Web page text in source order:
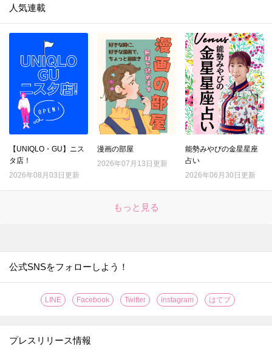
人気連載
【UNIQLO・GU】ニス
タ店！
2026年08月03日更新
漫画の部屋
2026年07月13日更新
能勢みやびの金星星座
占い
2026年06月30日更新
もっと見る
公式SNSをフォローしよう！
LINE Facebook Twitter instagram はてブ
プレスリリース情報